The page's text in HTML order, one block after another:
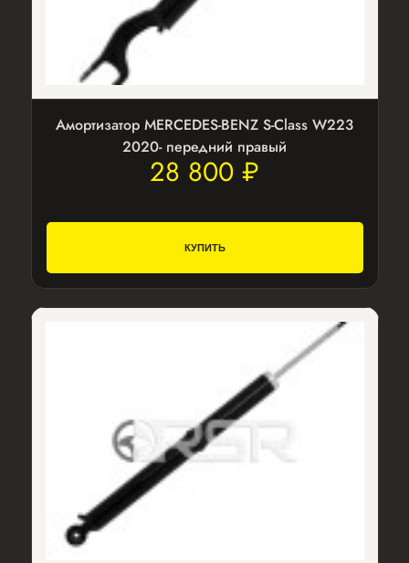
Амортизатор MERCEDES-BENZ S-Class W223
2020- передний правый
28 800 ₽
КУПИТЬ